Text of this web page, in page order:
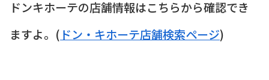
ドンキホーテの店舗情報はこちらから確認でき
ますよ。( ドン・キホーテ店舗検索ページ)